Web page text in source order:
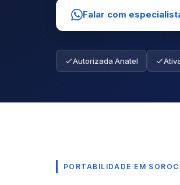
Falar com
Autorizada Anatel
PORTABILIDADE EM